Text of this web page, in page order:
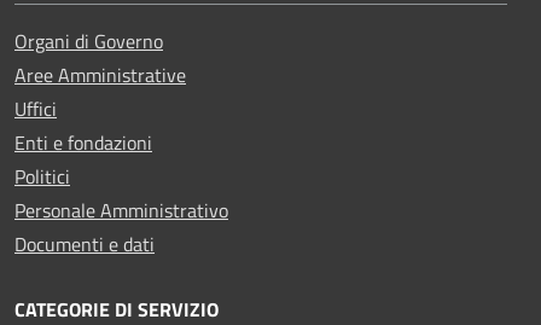
Organi di Governo
Aree Amministrative
Uffici
Enti e fondazioni
Politici
Personale Amministrativo
Documenti e dati
CATEGORIE DI SERVIZIO